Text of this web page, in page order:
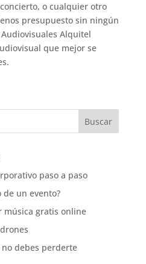
o cualquier otro
presupuesto sin ningún
Alquitel
que mejor se
paso a paso
de un evento?
música gratis online
debes perderte